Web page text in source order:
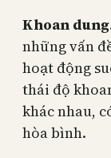
Khoan dung
những vấn
hoạt động
thái độ
khác nhau,
hòa bình.